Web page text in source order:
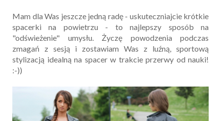
Mam dla Was jeszcze jedną radę - uskuteczniajcie krótkie
spacerki na powietrzu - to najlepszy sposób na
"odświeżenie" umysłu. Życzę powodzenia podczas
zmagań z sesją i zostawiam Was z luźną, sportową
stylizacją idealną na spacer w trakcie przerwy od nauki!
:-))